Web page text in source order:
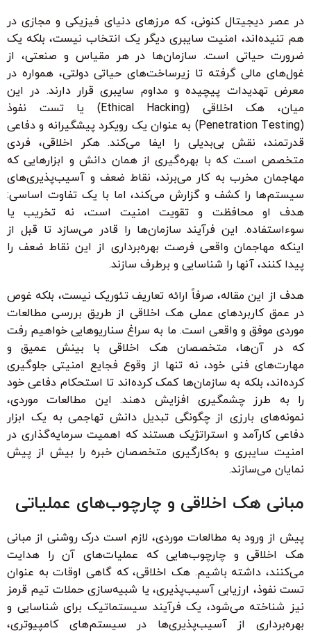
زیرنویس فارسی با ترجمه حرفه‌ای
۳۰ ٪ تخفیف ویژه برای دانشجویان و دانش آموزان
در عصر دیجیتال کنونی، که مرزهای دنیای فیزیکی و مجازی در
هم تنیده‌اند، امنیت سایبری دیگر یک انتخاب نیست، بلکه یک
ضرورت حیاتی است. سازمان‌ها در هر مقیاس و صنعتی، از
غول‌های مالی گرفته تا زیرساخت‌های حیاتی دولتی، همواره در
معرض تهدیدات پیچیده و مداوم سایبری قرار دارند. در این
میان، هک اخلاقی (Ethical Hacking) یا تست نفوذ
(Penetration Testing) به عنوان یک رویکرد پیشگیرانه و دفاعی
قدرتمند، نقش بی‌بدیلی را ایفا می‌کند. هکر اخلاقی، فردی
متخصص است که با بهره‌گیری از همان دانش و ابزارهایی که
مهاجمان مخرب به کار می‌برند، نقاط ضعف و آسیب‌پذیری‌های
سیستم‌ها را کشف و گزارش می‌کند، اما با یک تفاوت اساسی:
هدف او محافظت و تقویت امنیت است، نه تخریب یا
سوءاستفاده. این فرآیند سازمان‌ها را قادر می‌سازد تا قبل از
اینکه مهاجمان واقعی فرصت بهره‌برداری از این نقاط ضعف را
پیدا کنند، آنها را شناسایی و برطرف سازند.
هدف از این مقاله، صرفاً ارائه تعاریف تئوریک نیست، بلکه غوص
در عمق کاربردهای عملی هک اخلاقی از طریق بررسی مطالعات
موردی موفق و واقعی است. ما به سراغ سناریوهایی خواهیم رفت
که در آن‌ها، متخصصان هک اخلاقی با بینش عمیق و
مهارت‌های فنی خود، نه تنها از وقوع فجایع امنیتی جلوگیری
کرده‌اند، بلکه به سازمان‌ها کمک کرده‌اند تا استحکام دفاعی خود
را به طرز چشمگیری افزایش دهند. این مطالعات موردی،
نمونه‌های بارزی از چگونگی تبدیل دانش تهاجمی به یک ابزار
دفاعی کارآمد و استراتژیک هستند که اهمیت سرمایه‌گذاری در
امنیت سایبری و به‌کارگیری متخصصان خبره را بیش از پیش
نمایان می‌سازند.
مبانی هک اخلاقی و چارچوب‌های عملیاتی
پیش از ورود به مطالعات موردی، لازم است درک روشنی از مبانی
هک اخلاقی و چارچوب‌هایی که عملیات‌های آن را هدایت
می‌کنند، داشته باشیم. هک اخلاقی، که گاهی اوقات به عنوان
تست نفوذ، ارزیابی آسیب‌پذیری، یا شبیه‌سازی حملات تیم قرمز
نیز شناخته می‌شود، یک فرآیند سیستماتیک برای شناسایی و
بهره‌برداری از آسیب‌پذیری‌ها در سیستم‌های کامپیوتری،